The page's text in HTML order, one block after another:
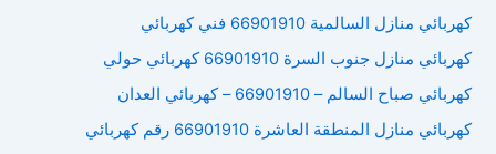
كهربائي منازل السالمية 66901910 فني كهربائي
كهربائي منازل جنوب السرة 66901910 كهربائي حولي
كهربائي صباح السالم – 66901910 – كهربائي العدان
كهربائي منازل المنطقة العاشرة 66901910 رقم كهربائي